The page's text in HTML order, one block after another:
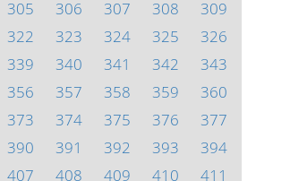
305 306 307 308
309
322 323 324 325
326
339 340 341 342
343
356 357 358 359
360
373 374 375 376
377
390 391 392 393
394
407 408 409 410
411